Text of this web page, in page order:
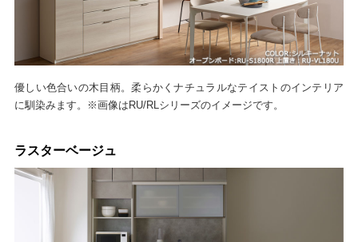
優しい色合いの木目柄。柔らかくナチュラルなテイストのインテリア
に馴染みます。※画像はRU/RLシリーズのイメージです。
ラスターベージュ